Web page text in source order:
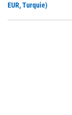
EUR, Turquie)